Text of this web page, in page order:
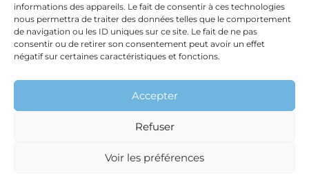
informations des appareils. Le fait de consentir à ces technologies
nous permettra de traiter des données telles que le comportement
de navigation ou les ID uniques sur ce site. Le fait de ne pas
consentir ou de retirer son consentement peut avoir un effet
négatif sur certaines caractéristiques et fonctions.
Accepter
Refuser
Voir les préférences
Actualités du secteur
Espace presse
Vidéothèque
Ne manquez rien de l’actualité Phyteis !
à notre newsletter et recevez directement les
les courriels et la date à laquelle vous le faites (de façon anonyme) afin d’établir
des statistiques de diffusion et entreprendre les actions (adaptation de la
fréquence ou arrêt des envois) nécessaires à la gestion des listes de diffusion.